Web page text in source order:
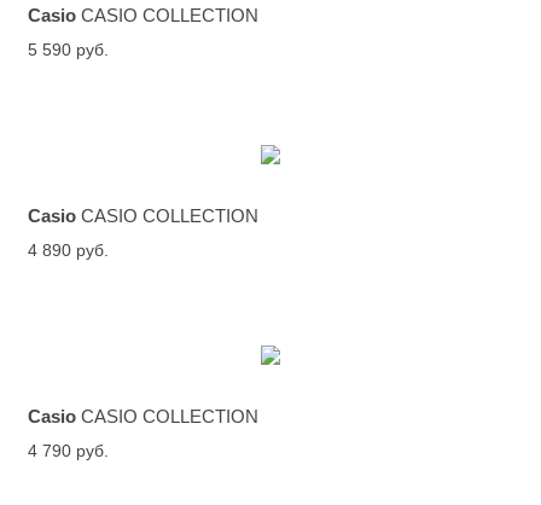
Casio CASIO COLLECTION
5 590 руб.
Casio CASIO COLLECTION
4 890 руб.
Casio CASIO COLLECTION
4 790 руб.